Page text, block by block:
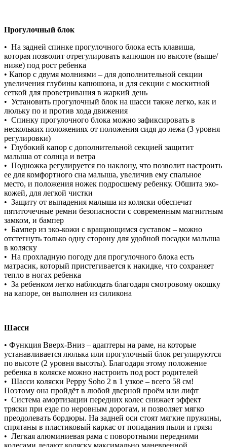
Прогулочный блок
• На задней спинке прогулочного блока есть клавиша,
которая позволит отрегулировать капюшон по высоте (выше/
ниже) под рост ребенка
• Капор с двумя молниями – для дополнительной секции
увеличения глубины капюшона, и для секции с москитной
сеткой для проветривания в жаркий день
• Установить прогулочный блок на шасси также легко, как и
люльку по и против хода движения
• Спинку прогулочного блока можно зафиксировать в
нескольких положениях от положения сидя до лежа (3 уровня
регулировки)
• Глубокий капор с дополнительной секцией защитит
малыша от солнца и ветра
• Подножка регулируется по наклону, что позволит настроить
ее для комфортного сна малыша, увеличив ему спальное
место, и положения ножек подросшему ребенку. Обшита эко-
кожей, для легкой чистки
• Защиту от выпадения малыша из коляски обеспечат
пятиточечные ремни безопасности с современным магнитным
замком, и бампер
• Бампер из эко-кожи с вращающимся суставом – можно
отстегнуть только одну сторону для удобной посадки малыша
в коляску
• На прохладную погоду для прогулочного блока есть
матрасик, который пристегивается к накидке, что сохраняет
тепло в ногах ребенка
• За ребенком легко наблюдать благодаря смотровому окошку
на капоре, он выполнен из силикона
Шасси
• Функция Вверх-Вниз – адаптеры на раме, на которые
устанавливается люлька или прогулочный блок регулируются
по высоте (2 уровня высоты). Благодаря этому положение
ребенка в коляске можно настроить под рост родителей
• Шасси коляски Peppy Soho 2 в 1 узкое – всего 58 см!
Поэтому она пройдёт в любой дверной проём или лифт
• Система амортизации передних колес снижает эффект
тряски при езде по неровным дорогам, и позволяет мягко
преодолевать бордюры. На задней оси стоят мягкие пружины,
спрятаны в пластиковый каркас от попадания пыли и грязи
• Легкая алюминиевая рама с поворотными передними
колесами делают коляску максимально маневренной